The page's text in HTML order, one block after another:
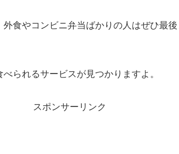
食やコンビニ弁当ばかりの人はぜひ最
られるサービスが見つかりますよ。
スポンサーリンク